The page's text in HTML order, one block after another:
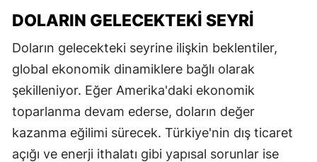
DOLARIN GELECEKTEKI SEYRI
Doların gelecekteki seyrine ilişkin beklentiler,
global ekonomik dinamiklere bağlı olarak
şekilleniyor. Eğer Amerika'daki ekonomik
toparlanma devam ederse, doların değer
kazanma eğilimi sürecek. Türkiye'nin dış ticaret
açığı ve enerji ithalatı gibi yapısal sorunlar ise